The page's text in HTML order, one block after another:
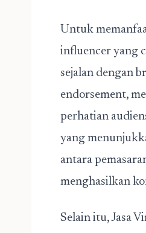
Untuk
influencer yang
sejalan dengan
endorsement,
perhatian
yang
antara
menghasilkan
Selain itu, Jasa